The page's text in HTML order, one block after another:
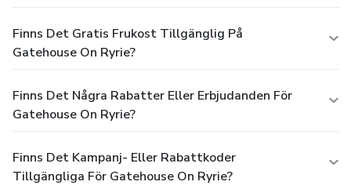
Finns Det Gratis Frukost Tillgänglig På
Gatehouse On Ryrie?
Finns Det Några Rabatter Eller Erbjudanden För
Gatehouse On Ryrie?
Finns Det Kampanj- Eller Rabattkoder
Tillgängliga För Gatehouse On Ryrie?